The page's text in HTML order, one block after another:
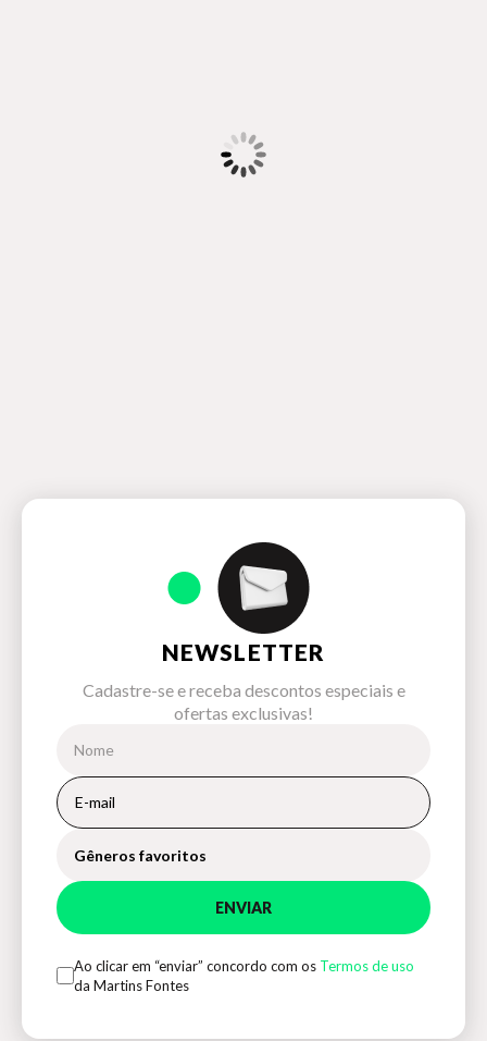
NEWSLETTER
Cadastre-se e receba descontos especiais e
ofertas exclusivas!
Gêneros favoritos
ENVIAR
Ao clicar em “enviar” concordo com os Termos de uso
da Martins Fontes